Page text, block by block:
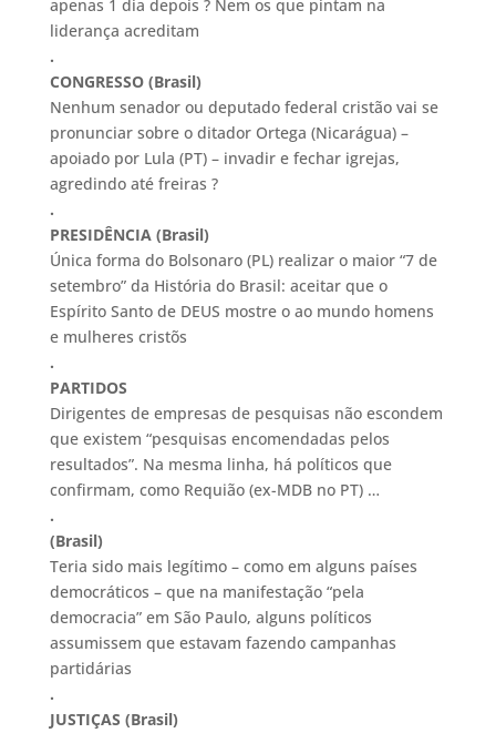
apenas 1 dia depois ? Nem os que pintam na
liderança acreditam
.
CONGRESSO (Brasil)
Nenhum senador ou deputado federal cristão vai se
pronunciar sobre o ditador Ortega (Nicarágua) –
apoiado por Lula (PT) – invadir e fechar igrejas,
agredindo até freiras ?
.
PRESIDÊNCIA (Brasil)
Única forma do Bolsonaro (PL) realizar o maior “7 de
setembro” da História do Brasil: aceitar que o
Espírito Santo de DEUS mostre o ao mundo homens
e mulheres cristõs
.
PARTIDOS
Dirigentes de empresas de pesquisas não escondem
que existem “pesquisas encomendadas pelos
resultados”. Na mesma linha, há políticos que
confirmam, como Requião (ex-MDB no PT) …
.
(Brasil)
Teria sido mais legítimo – como em alguns países
democráticos – que na manifestação “pela
democracia” em São Paulo, alguns políticos
assumissem que estavam fazendo campanhas
partidárias
.
JUSTIÇAS (Brasil)